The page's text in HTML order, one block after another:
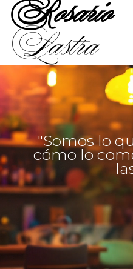
Rosario
Lastra
"Somos lo
cómo lo